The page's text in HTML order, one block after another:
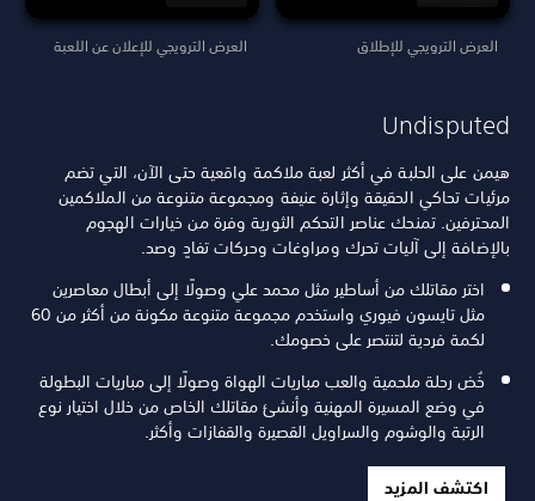
Undisputed
هيمن على الحلبة في أكثر لعبة ملاكمة واقعية حتى الآن، التي تضم
مرئيات تحاكي الحقيقة وإثارة عنيفة ومجموعة متنوعة من الملاكمين
المحترفين. تمنحك عناصر التحكم الثورية وفرة من خيارات الهجوم
بالإضافة إلى آليات تحرك ومراوغات وحركات تفادٍ وصد.
اختر مقاتلك من أساطير مثل محمد علي وصولًا إلى أبطال معاصرين
مثل تايسون فيوري واستخدم مجموعة متنوعة مكونة من أكثر من 60
لكمة فردية لتنتصر على خصومك.
خُض رحلة ملحمية والعب مباريات الهواة وصولًا إلى مباريات البطولة
في وضع المسيرة المهنية وأنشئ مقاتلك الخاص من خلال اختيار نوع
الرتبة والوشوم والسراويل القصيرة والقفازات وأكثر.
اكتشف المزيد
العرض الترويجي للإعلان عن اللعبة العرض الترويجي للإطلاق